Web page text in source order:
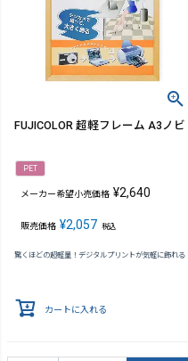
FUJICOLOR 超軽フレーム A3ノビ
PET
メーカー希望小売価格 ¥2,640
販売価格 ¥2,057 税込
驚くほどの超軽量！デジタルプリントが気軽に飾れる
カートに入れる